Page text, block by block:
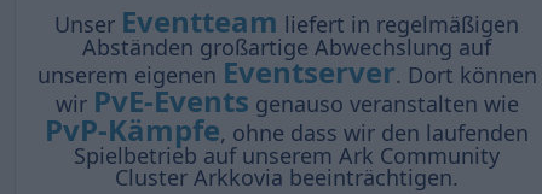
Unser Eventteam liefert in regelmäßigen
Abständen großartige Abwechslung auf
unserem eigenen Eventserver. Dort können
wir PvE-Events genauso veranstalten wie
PvP-Kämpfe, ohne dass wir den laufenden
Spielbetrieb auf unserem Ark Community
Cluster Arkkovia beeinträchtigen.